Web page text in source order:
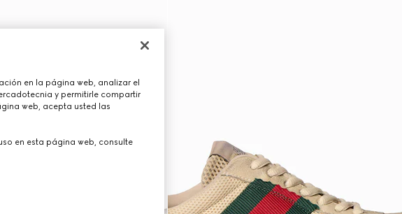
en la página web, analizar el
y permitirle compartir
web, acepta usted las
en esta página web, consulte